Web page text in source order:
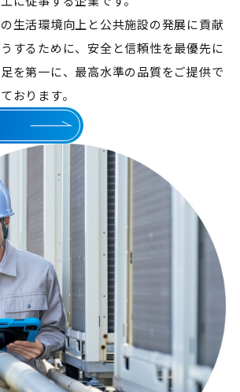
生活環境向上と公共施設の発展に貢献
するために、安全と信頼性を最優先に
を第一に、最高水準の品質をご提供で
おります。